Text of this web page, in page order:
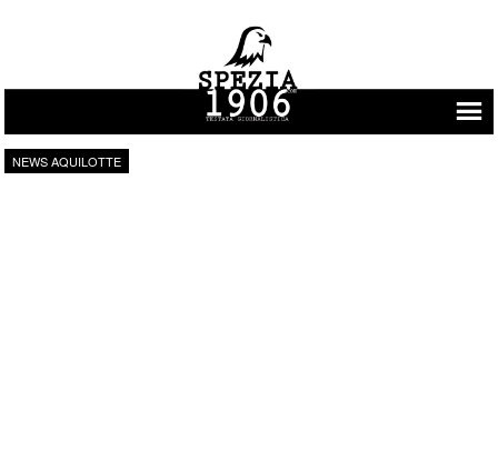
Vai al contenuto
NEWS AQUILOTTE